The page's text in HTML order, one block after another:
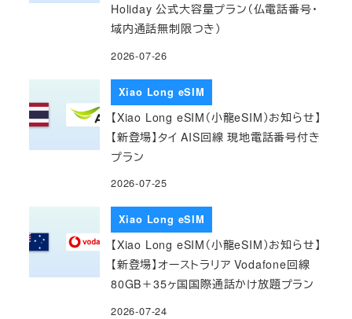
Holiday 公式大容量プラン（仏電話番号・
域内通話無制限つき）
2026-07-26
Xiao Long eSIM
【Xiao Long eSIM（小龍eSIM）お知らせ】
【新登場】タイ AIS回線 現地電話番号付き
プラン
2026-07-25
Xiao Long eSIM
【Xiao Long eSIM（小龍eSIM）お知らせ】
【新登場】オーストラリア Vodafone回線
80GB＋35ヶ国国際通話かけ放題プラン
2026-07-24